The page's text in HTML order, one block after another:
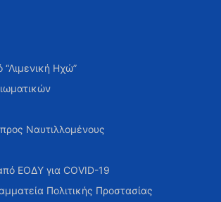
“Λιμενική Ηχώ”
Ναυτιλλομένους
ΕΟΔΥ για COVID-19
Πολιτικής Προστασίας